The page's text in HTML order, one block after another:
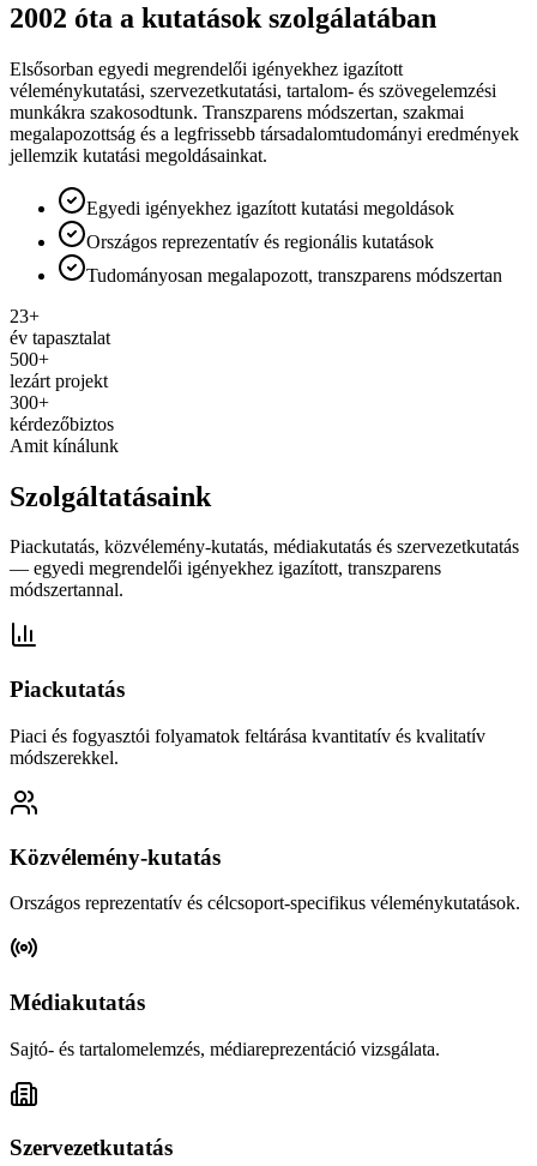
2002 óta a kutatások szolgálatában
Elsősorban egyedi megrendelői igényekhez igazított
véleménykutatási, szervezetkutatási, tartalom- és szövegelemzési
munkákra szakosodtunk. Transzparens módszertan, szakmai
megalapozottság és a legfrissebb társadalomtudományi eredmények
jellemzik kutatási megoldásainkat.
Egyedi igényekhez igazított kutatási megoldások
Országos reprezentatív és regionális kutatások
Tudományosan megalapozott, transzparens módszertan
23+
év tapasztalat
500+
lezárt projekt
300+
kérdezőbiztos
Amit kínálunk
Szolgáltatásaink
Piackutatás, közvélemény-kutatás, médiakutatás és szervezetkutatás
— egyedi megrendelői igényekhez igazított, transzparens
módszertannal.
Piackutatás
Piaci és fogyasztói folyamatok feltárása kvantitatív és kvalitatív
módszerekkel.
Közvélemény-kutatás
Országos reprezentatív és célcsoport-specifikus véleménykutatások.
Médiakutatás
Sajtó- és tartalomelemzés, médiareprezentáció vizsgálata.
Szervezetkutatás